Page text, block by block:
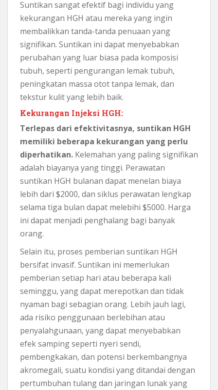
Suntikan sangat efektif bagi individu yang
kekurangan HGH atau mereka yang ingin
membalikkan tanda-tanda penuaan yang
signifikan. Suntikan ini dapat menyebabkan
perubahan yang luar biasa pada komposisi
tubuh, seperti pengurangan lemak tubuh,
peningkatan massa otot tanpa lemak, dan
tekstur kulit yang lebih baik.
Kekurangan Injeksi HGH:
Terlepas dari efektivitasnya, suntikan HGH
memiliki beberapa kekurangan yang perlu
diperhatikan. Kelemahan yang paling signifikan
adalah biayanya yang tinggi. Perawatan
suntikan HGH bulanan dapat menelan biaya
lebih dari $2000, dan siklus perawatan lengkap
selama tiga bulan dapat melebihi $5000. Harga
ini dapat menjadi penghalang bagi banyak
orang.
Selain itu, proses pemberian suntikan HGH
bersifat invasif. Suntikan ini memerlukan
pemberian setiap hari atau beberapa kali
seminggu, yang dapat merepotkan dan tidak
nyaman bagi sebagian orang. Lebih jauh lagi,
ada risiko penggunaan berlebihan atau
penyalahgunaan, yang dapat menyebabkan
efek samping seperti nyeri sendi,
pembengkakan, dan potensi berkembangnya
akromegali, suatu kondisi yang ditandai dengan
pertumbuhan tulang dan jaringan lunak yang